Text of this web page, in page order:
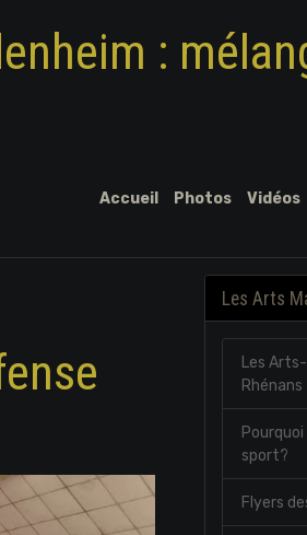
:
Accueil Photos Vidéos
Les Arts
Les
Rhénans
sport?
Flyers